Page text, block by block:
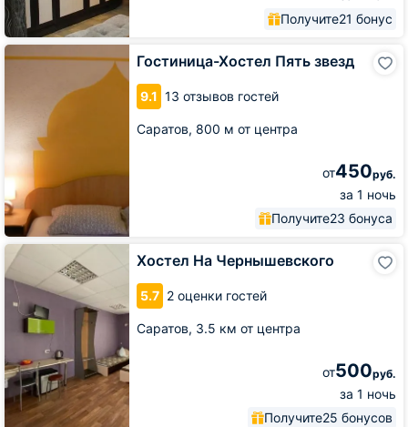
Получите21 бонус
Гостиница-Хостел Пять звезд
9.1 13 отзывов гостей
Саратов, 800 м от центра
от450руб.
за 1 ночь
Получите23 бонуса
Гостиница-
Хостел На Чернышевского
5.7 2 оценки гостей
Саратов, 3.5 км от центра
от500руб.
за 1 ночь
Получите25 бонусов
Хостел
На
Чернышевского